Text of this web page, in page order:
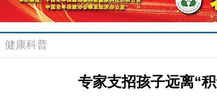
健康科普
专家支招孩子远离“